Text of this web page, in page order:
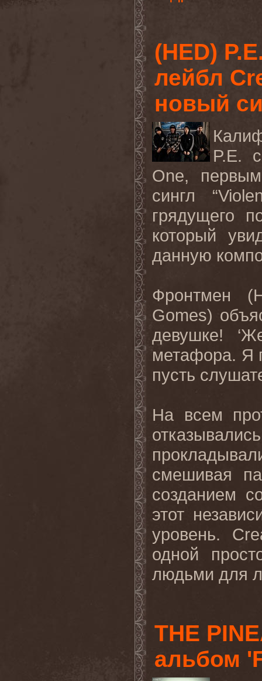
(HED)
лейбл
новый
P.E.
One,
сингл “
грядущего
который
данную
Фронтмен (
Gomes)
девушке!
метафора. Я
пусть
На всем
смешивая
созданием
этот
уровень.
одной
людьми для
THE
альбом